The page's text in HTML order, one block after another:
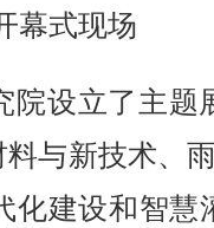
幕式现场
设立了主
与新技术、
建设和智